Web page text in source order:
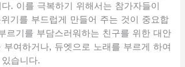
. 이를 극복하기 위해서는 참가자들이
기를 부드럽게 만들어 주는 것이 중요합
르기를 부담스러워하는 친구를 위한 대안
부여하거나, 듀엣으로 노래를 부르게 하여
습니다.